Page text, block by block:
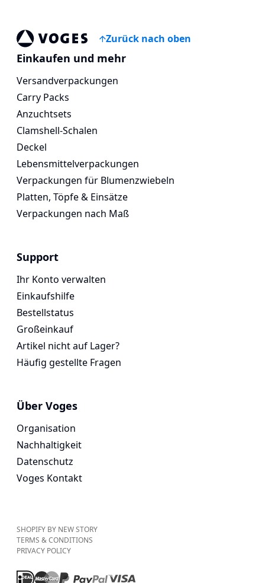
Vogespackaging
Zurück nach oben
Einkaufen und mehr
Versandverpackungen
Carry Packs
Anzuchtsets
Clamshell-Schalen
Deckel
Lebensmittelverpackungen
Verpackungen für Blumenzwiebeln
Platten, Töpfe & Einsätze
Verpackungen nach Maß
Support
Ihr Konto verwalten
Einkaufshilfe
Bestellstatus
Großeinkauf
Artikel nicht auf Lager?
Häufig gestellte Fragen
Über Voges
Organisation
Nachhaltigkeit
Datenschutz
Voges Kontakt
SHOPIFY BY NEW STORY
TERMS & CONDITIONS
PRIVACY POLICY